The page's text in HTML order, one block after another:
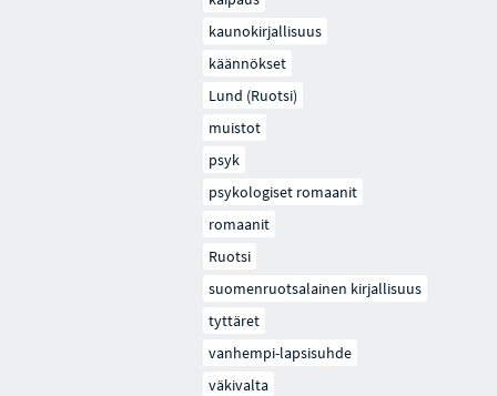
kaunokirjallisuus
käännökset
Lund (Ruotsi)
muistot
psyk
psykologiset romaanit
romaanit
Ruotsi
suomenruotsalainen kirjallisuus
tyttäret
vanhempi-lapsisuhde
väkivalta